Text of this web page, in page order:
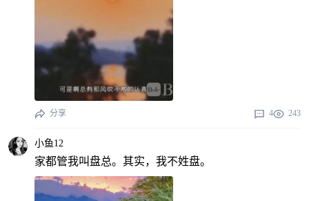
分享 4 243
小鱼12
家都管我叫盘总。其实，我不姓盘。